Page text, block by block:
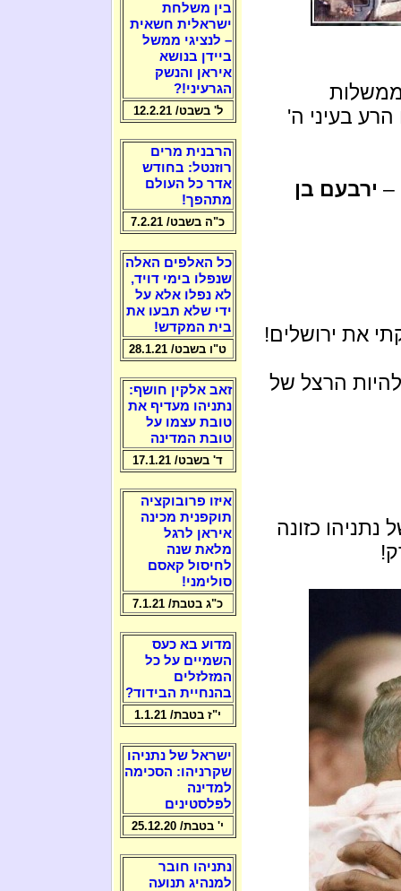
בעיני ה'
" ירבעם בן
את ירושלים!
להיות הרצל של
כזונה
בין משלחת
ישראלית חשאית
– לנציגי ממשל
ביידן בנושא
איראן והנשק
הגרעיני!?
ל' בשבט/ 12.2.21
הרבנית מרים
רוזנטל: בחודש
אדר כל העולם
מתהפך!
כ"ה בשבט/ 7.2.21
כל האלפים האלה
שנפלו בימי דויד,
לא נפלו אלא על
ידי שלא תבעו את
בית המקדש!
ט"ו בשבט/ 28.1.21
זאב אלקין חושף:
נתניהו מעדיף את
טובת עצמו על
טובת המדינה
ד' בשבט/ 17.1.21
איזו פרובוקציה
תוקפנית מכינה
איראן לרגל
מלאת שנה
לחיסול קאסם
סולימני!
כ"ג בטבת/ 7.1.21
מדוע בא כעס
השמיים על כל
המזלזלים
בהנחיית הבידוד?
י"ז בטבת/ 1.1.21
ישראל של נתניהו
שקרניהו: הסכימה
למדינה
לפלסטינים
י' בטבת/ 25.12.20
נתניהו חובר
למנהיג תנועה